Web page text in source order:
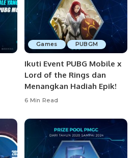
Games PUBGM
Ikuti Event PUBG Mobile x
Lord of the Rings dan
Menangkan Hadiah Epik!
6 Min Read